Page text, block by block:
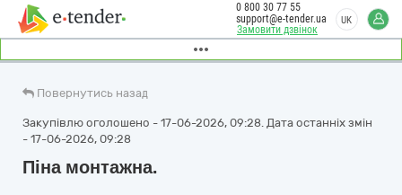
Замовити дзвінок
0 800 30 77 55
support@e-tender.ua
UK
Повернутись назад
Закупівлю оголошено - 17-06-2026, 09:28. Дата останніх змін
- 17-06-2026, 09:28
Піна монтажна.